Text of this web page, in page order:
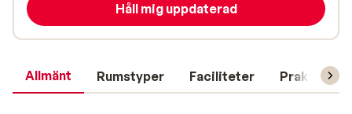
Allmänt Rumstyper Faciliteter Praktisk
Håll mig uppdaterad